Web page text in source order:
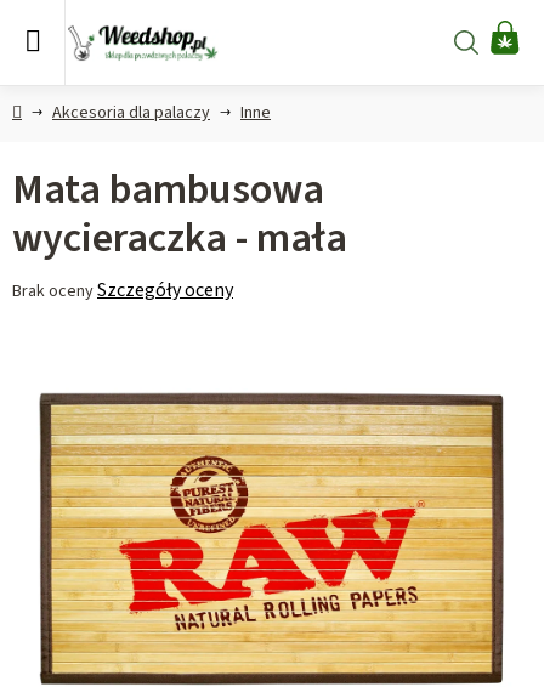
Szukaj
HomeAkcesoria dla palaczy Inne
Mata bambusowa
wycieraczka - mała
Średnia
gwiazdek.
Brak ocenySzczegóły oceny